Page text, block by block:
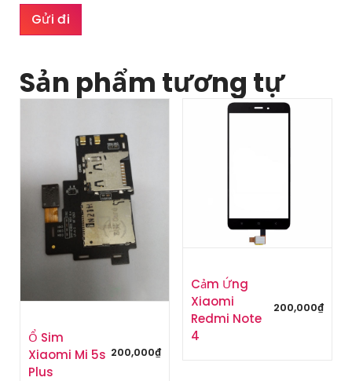
Sản phẩm tương tự
Ổ Sim
Xiaomi Mi 5s
Plus
200,000₫
Cảm Ứng
Xiaomi
Redmi Note
4
200,000₫